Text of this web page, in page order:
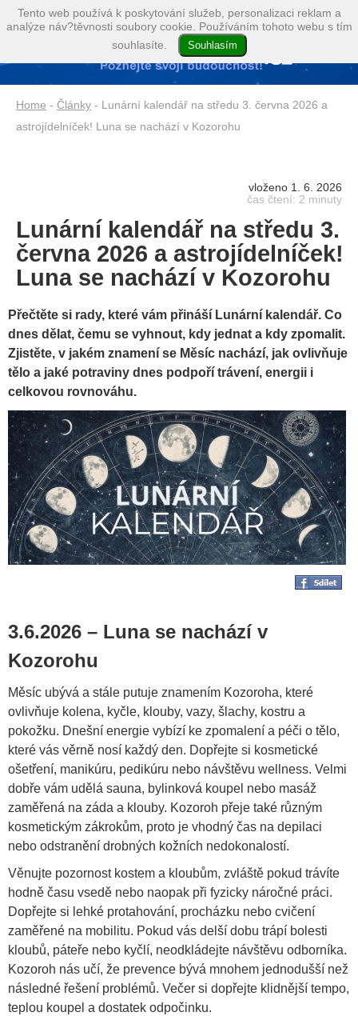
Home - Články - Lunární kalendář na středu 3. června 2026 a
astrojídelníček! Luna se nachází v Kozorohu
vloženo 1. 6. 2026
čas čtení: 2 minuty
Lunární kalendář na středu 3.
června 2026 a astrojídelníček!
Luna se nachází v Kozorohu
Přečtěte si rady, které vám přináší Lunární kalendář. Co
dnes dělat, čemu se vyhnout, kdy jednat a kdy zpomalit.
Zjistěte, v jakém znamení se Měsíc nachází, jak ovlivňuje
tělo a jaké potraviny dnes podpoří trávení, energii i
celkovou rovnováhu.
3.6.2026 – Luna se nachází v
Kozorohu
Měsíc ubývá a stále putuje znamením Kozoroha, které
ovlivňuje kolena, kyčle, klouby, vazy, šlachy, kostru a
pokožku. Dnešní energie vybízí ke zpomalení a péči o tělo,
které vás věrně nosí každý den. Dopřejte si kosmetické
ošetření, manikúru, pedikúru nebo návštěvu wellness. Velmi
dobře vám udělá sauna, bylinková koupel nebo masáž
zaměřená na záda a klouby. Kozoroh přeje také různým
kosmetickým zákrokům, proto je vhodný čas na depilaci
nebo odstranění drobných kožních nedokonalostí.
Věnujte pozornost kostem a kloubům, zvláště pokud trávíte
hodně času vsedě nebo naopak při fyzicky náročné práci.
Dopřejte si lehké protahování, procházku nebo cvičení
zaměřené na mobilitu. Pokud vás delší dobu trápí bolesti
kloubů, páteře nebo kyčlí, neodkládejte návštěvu odborníka.
Kozoroh nás učí, že prevence bývá mnohem jednodušší než
následné řešení problémů. Večer si dopřejte klidnější tempo,
teplou koupel a dostatek odpočinku.
Tento web používá k poskytování služeb, personalizaci reklam a
analýze náv?těvnosti soubory cookie. Používáním tohoto webu s tím
souhlasíte.